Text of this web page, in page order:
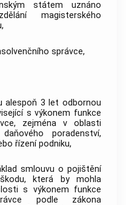
státem uznáno
magisterského
správce,
alespoň 3 let odbornou
s výkonem funkce
, zejména v oblasti
poradenství,
řízení podniku,
smlouvu o pojištění
která by mohla
s výkonem funkce
podle zákona